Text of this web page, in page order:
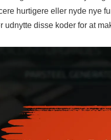
hurtigere eller nyde nye
udnytte disse koder for at